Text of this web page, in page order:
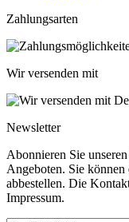
Zahlungsarten
Wir versenden mit
Newsletter
Abonnieren Sie
Angeboten. Sie
abbestellen. Die
Impressum.